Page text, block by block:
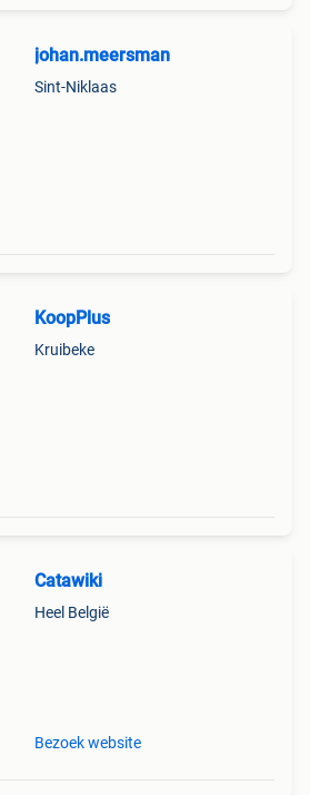
johan.meersman
Sint-Niklaas
KoopPlus
Kruibeke
Catawiki
Heel België
Bezoek website